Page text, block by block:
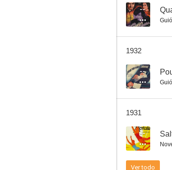
--
1932
--
1931
--
Ver todo